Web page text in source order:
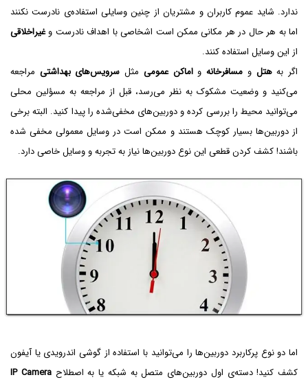
ندارد. شاید عموم کاربران و مشتریان از چنین وسایلی استفاده‌ی نادرست نکنند
اما به هر حال در هر مکانی ممکن است اشخاصی با اهداف نادرست وغیراخلاقی
از این وسایل استفاده کنند.
اگر بههتل و مسافرخانهواماکن عمومی مثل سرویس‌های بهداشتی مراجعه
می‌کنید و وضعیت مشکوک به نظر می‌رسد، قبل از مراجعه به مسؤلین محلی
می‌توانید محیط را بررسی کرده و دوربین‌های مخفی‌شده را پیدا کنید. البته برخی
از دوربین‌ها بسیار کوچک هستند و ممکن است در وسایل معمولی مخفی شده
باشند! کشف کردن قطعی این نوع دوربین‌ها نیاز به تجربه و وسایل خاصی دارد.
اما دو نوع پرکاربرد دوربین‌ها را می‌توانید با استفاده از گوشی اندرویدی یا آیفون
کشف کنید! دسته‌ی اول دوربین‌های متصل به شبکه یا به اصطلاحIP Camera